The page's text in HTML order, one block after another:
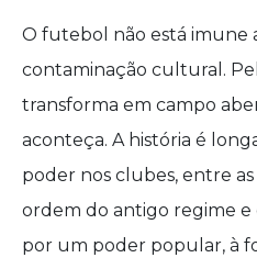
O futebol não está imune
contaminação cultural.
transforma em campo
aconteça. A história é
poder nos clubes, entre
ordem do antigo regime e
por um poder popular, à